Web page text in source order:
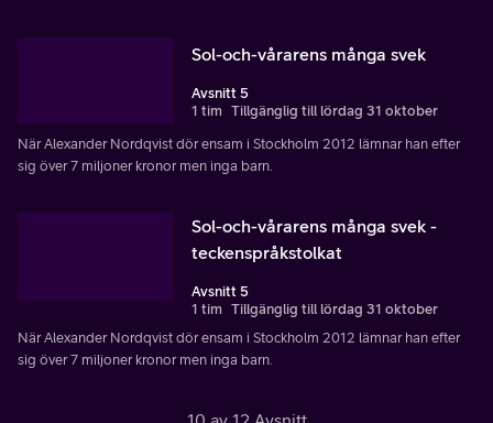
Sol-och-vårarens många svek
Avsnitt 5
1 tim Tillgänglig till lördag 31 oktober
När Alexander Nordqvist dör ensam i Stockholm 2012 lämnar han efter
sig över 7 miljoner kronor men inga barn.
Sol-och-vårarens många svek -
teckenspråkstolkat
Avsnitt 5
1 tim Tillgänglig till lördag 31 oktober
När Alexander Nordqvist dör ensam i Stockholm 2012 lämnar han efter
sig över 7 miljoner kronor men inga barn.